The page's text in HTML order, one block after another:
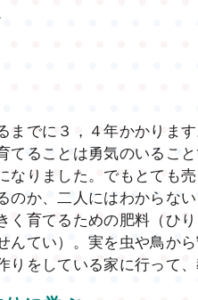
までに３，４年かかりま
ることは勇気のいること
りました。でもとても
のか、二人にはわからな
く育てるための肥料（ひ
んてい）。実を虫や鳥か
りをしている家に行って